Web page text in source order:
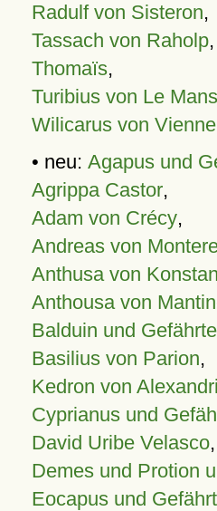
Radulf von Sisteron,
Tassach von Raholp,
Thomaïs,
Turibius von Le Mans
Wilicarus von Vienne
• neu: Agapus und
Agrippa Castor,
Adam von Crécy,
Andreas von
Anthusa von
Anthousa von
Balduin und
Basilius von Parion,
Kedron von
Cyprianus und
David Uribe Velasco,
Demes und Protion
Eocapus und